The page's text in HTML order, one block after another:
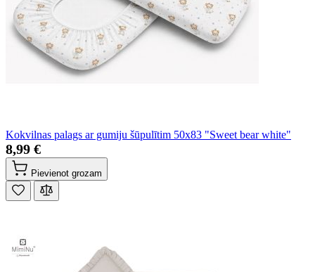
Kokvilnas palags ar gumiju šūpulītim 50x83 "Sweet bear white"
8,99 €
Pievienot grozam